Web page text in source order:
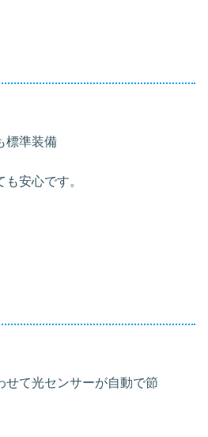
標準装備
安心です。
せて光センサーが自動で節